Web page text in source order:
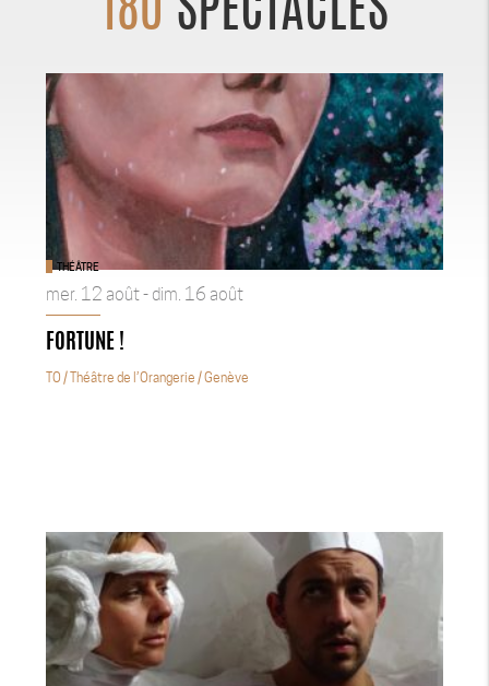
180 SPECTACLES
THÉÂTRE
mer. 12 août - dim. 16 août
FORTUNE !
TO / Théâtre de l’Orangerie / Genève